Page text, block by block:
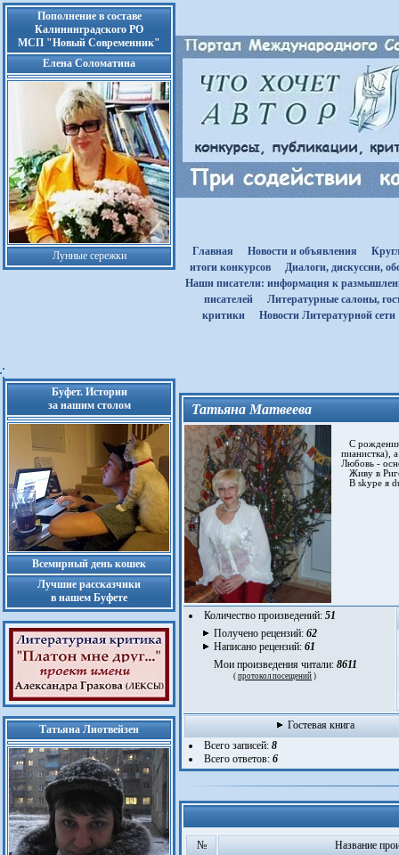
Пополнение в составе
Калининградского РО
МСП "Новый Современник"
Елена Соломатина
Лунные сережки Главная Новости и объявления
итоги конкурсов
Диалоги, дискуссии,
Наши писатели: информация к
писателей
Литературные салоны,
критики
Новости Литературной сети
Буфет. Истории
за нашим столом
Всемирный день кошек
Лучшие рассказчики
в нашем Буфете
Татьяна Лиотвейзен
Татьяна Матвеева
С рождения
пианистка),
Любовь -
Живу в
В skype я
Количество произведений: 51
Получено рецензий: 62
Написано рецензий: 61
Мои произведения читали: 8611
( протокол посещений )
Гостевая книга
Всего записей: 8
Всего ответов: 6
№
Название